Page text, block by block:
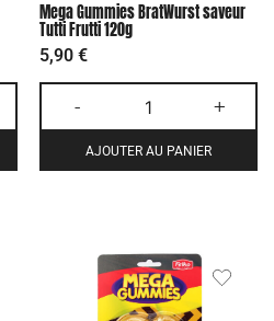
Mega Gummies BratWurst saveur
Tutti Frutti 120g
5,90 €
- +
AJOUTER AU PANIER